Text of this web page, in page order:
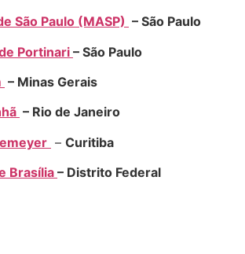
São Paulo (MASP) – São Paulo
Portinari – São Paulo
– Minas Gerais
– Rio de Janeiro
– Curitiba
Brasília – Distrito Federal